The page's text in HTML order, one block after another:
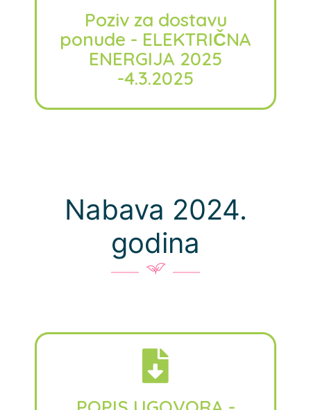
Poziv za dostavu
ponude - ELEKTRIČNA
ENERGIJA 2025
-4.3.2025
Nabava 2024.
godina